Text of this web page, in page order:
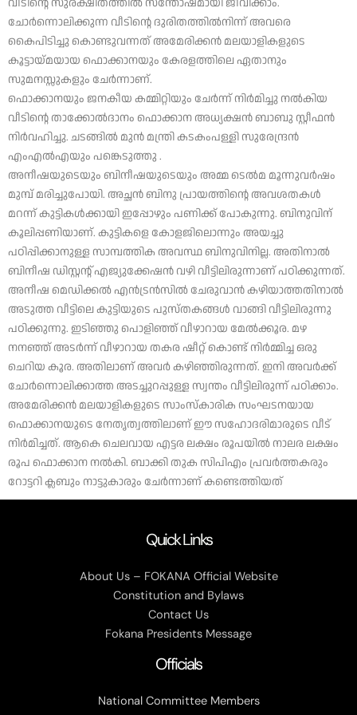
വീടിൻ്റെ സുരക്ഷിതത്തിൽ സന്തോഷമായി ജീവിക്കാം.
ചോർന്നൊലിക്കുന്ന വീടിൻ്റെ ദുരിതത്തിൽനിന്ന് അവരെ
കൈപിടിച്ചു കൊണ്ടുവന്നത് അമേരിക്കൻ മലയാളികളുടെ
കൂട്ടായ്മയായ ഫൊക്കാനയും കേരളത്തിലെ ഏതാനും
സുമനസ്സുകളും ചേർന്നാണ്.
ഫൊക്കാനയും ജനകീയ കമ്മിറ്റിയും ചേർന്ന് നിർമിച്ചു നൽകിയ
വീടിന്റെ താക്കോൽദാനം ഫൊക്കാന അധ്യക്ഷൻ ബാബു സ്റ്റീഫൻ
നിർവഹിച്ചു. ചടങ്ങിൽ മുൻ മന്ത്രി കടകംപള്ളി സുരേന്ദ്രൻ
എംഎൽഎയും പങ്കെടുത്തു .
അനീഷയുടെയും ബിനീഷയുടെയും അമ്മ ടെൽമ മൂന്നുവർഷം
മുമ്പ് മരിച്ചുപോയി. അച്ഛൻ ബിനു പ്രായത്തിൻ്റെ അവശതകൾ
മറന്ന് കുട്ടികൾക്കായി ഇപ്പോഴും പണിക്ക് പോകുന്നു. ബിനുവിന്
കൂലിപ്പണിയാണ്. കുട്ടികളെ കോളജിലൊന്നും അയച്ചു
പഠിപ്പിക്കാനുള്ള സാമ്പത്തിക അവസ്ഥ ബിനുവിനില്ല. അതിനാൽ
ബിനീഷ ഡിസ്റ്റൻ്റ് എജ്യുക്കേഷൻ വഴി വീട്ടിലിരുന്നാണ് പഠിക്കുന്നത്.
അനീഷ മെഡിക്കൽ എൻട്രൻസിൽ ചേരുവാൻ കഴിയാത്തതിനാൽ
അടുത്ത വീട്ടിലെ കുട്ടിയുടെ പുസ്തകങ്ങൾ വാങ്ങി വീട്ടിലിരുന്നു
പഠിക്കുന്നു. ഇടിഞ്ഞു പൊളിഞ്ഞ് വീഴാറായ മേൽക്കൂര. മഴ
നനഞ്ഞ് അടർന്ന് വീഴാറായ തകര ഷീറ്റ് കൊണ്ട് നിർമ്മിച്ച ഒരു
ചെറിയ കൂര. അതിലാണ് അവർ കഴിഞ്ഞിരുന്നത്. ഇനി അവർക്ക്
ചോർന്നൊലിക്കാത്ത അടച്ചുറപ്പുള്ള സ്വന്തം വീട്ടിലിരുന്ന് പഠിക്കാം.
അമേരിക്കൻ മലയാളികളുടെ സാംസ്‌കാരിക സംഘടനയായ
ഫൊക്കാനയുടെ നേതൃത്വത്തിലാണ് ഈ സഹോദരിമാരുടെ വീട്
നിർമിച്ചത്. ആകെ ചെലവായ എട്ടര ലക്ഷം രൂപയിൽ നാലര ലക്ഷം
രൂപ ഫൊക്കാന നൽകി. ബാക്കി തുക സിപിഎം പ്രവർത്തകരും
റോട്ടറി ക്ലബും നാട്ടുകാരും ചേർന്നാണ് കണ്ടെത്തിയത്
Quick Links
About Us – FOKANA Official Website
Constitution and Bylaws
Contact Us
Fokana Presidents Message
Officials
National Committee Members